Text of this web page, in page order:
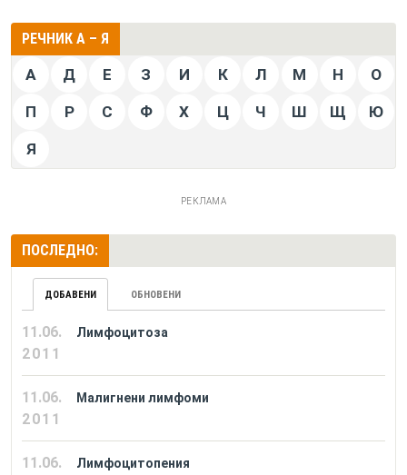
РЕЧНИК А – Я
А Д Е З И К Л М Н О
П Р С Ф Х Ц Ч Ш Щ Ю
Я
РЕКЛАМА
ПОСЛЕДНО:
ДОБАВЕНИ ОБНОВЕНИ
11.06.
2011
Лимфоцитоза
11.06.
2011
Малигнени лимфоми
11.06.
Лимфоцитопения